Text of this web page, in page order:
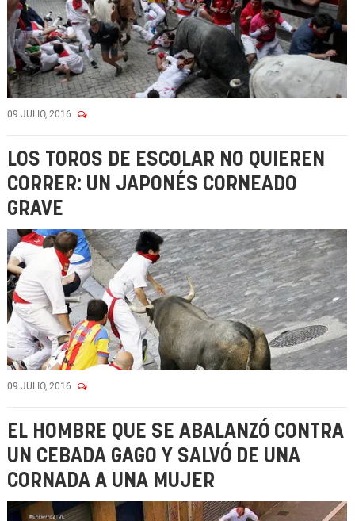
09 JULIO, 2016
LOS TOROS DE ESCOLAR NO QUIEREN
CORRER: UN JAPONÉS CORNEADO
GRAVE
09 JULIO, 2016
EL HOMBRE QUE SE ABALANZÓ CONTRA
UN CEBADA GAGO Y SALVÓ DE UNA
CORNADA A UNA MUJER